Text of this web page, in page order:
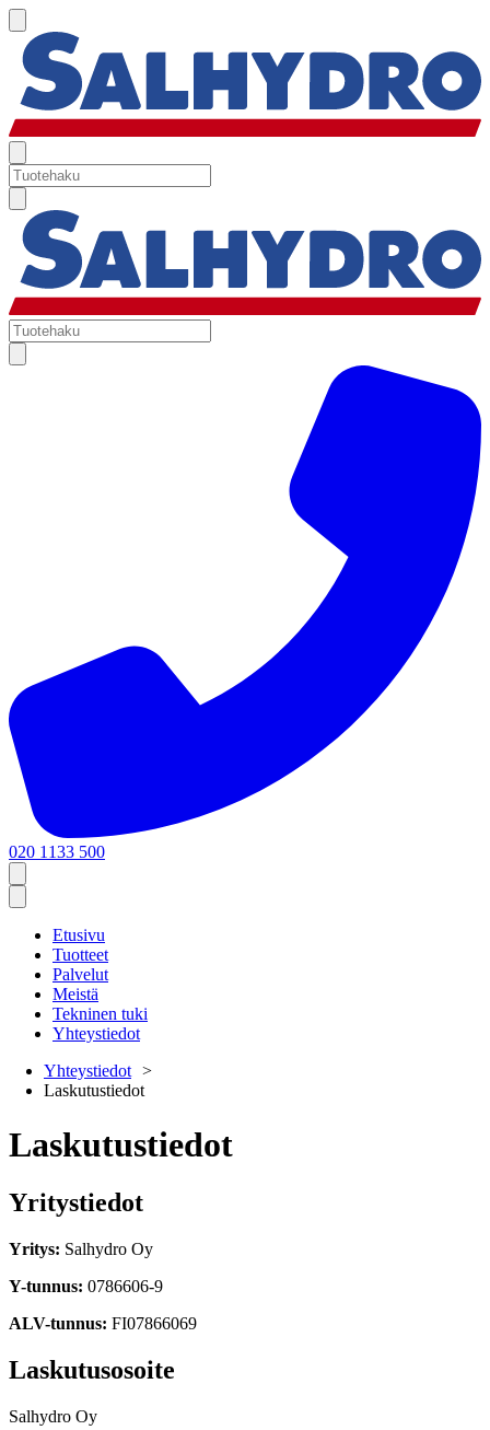
020 1133 500
Etusivu
Tuotteet
Palvelut
Meistä
Tekninen tuki
Yhteystiedot
Yhteystiedot
Laskutustiedot
Laskutustiedot
Yritystiedot
Yritys: Salhydro Oy
Y-tunnus: 0786606-9
ALV-tunnus: FI07866069
Laskutusosoite
Salhydro Oy